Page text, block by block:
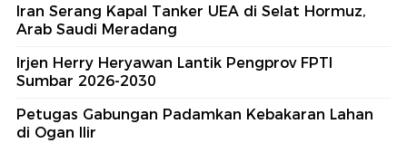
Iran Serang Kapal Tanker UEA di Selat Hormuz,
Arab Saudi Meradang
Irjen Herry Heryawan Lantik Pengprov FPTI
Sumbar 2026-2030
Petugas Gabungan Padamkan Kebakaran Lahan
di Ogan Ilir